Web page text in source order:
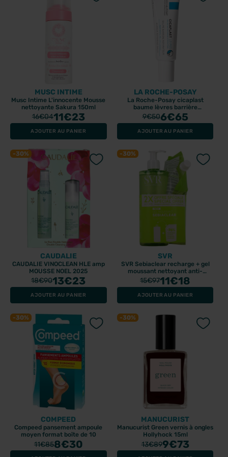
MUSC INTIME
Musc Intime L'innocente Mousse
nettoyante Sakura 150ml
16€0411€23
AJOUTER AU PANIER
LA ROCHE-POSAY
La Roche-Posay cicaplast
baume lèvres barrière
réparateur 7.5ml
9€506€65
AJOUTER AU PANIER
-30%
CAUDALIE
CAUDALIE VINOCLEAN HLE amp
MOUSSE NOEL 2025
18€9013€23
AJOUTER AU PANIER
-30%
SVR
SVR Sebiaclear recharge + gel
moussant nettoyant anti-
imperfections 2 x 400ml
15€9711€18
AJOUTER AU PANIER
-30%
COMPEED
Compeed pansement ampoule
moyen format boîte de 10
11€858€30
-30%
MANUCURIST
Manucurist Green vernis à ongles
Hollyhock 15ml
13€899€73